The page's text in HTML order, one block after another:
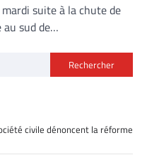
suite à la chute de
sud de…
Rechercher
civile dénoncent la réforme